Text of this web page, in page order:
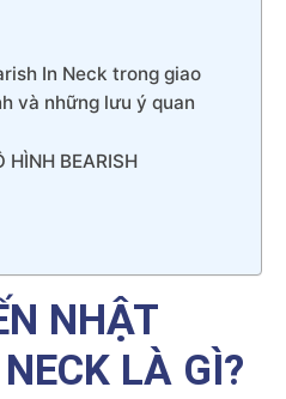
In Neck trong giao
và những lưu ý quan
HÌNH BEARISH
NHẬT
LÀ GÌ?